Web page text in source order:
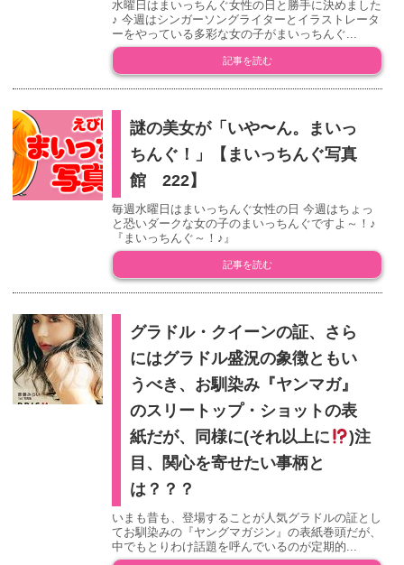
水曜日はまいっちんぐ女性の日と勝手に決めました
♪ 今週はシンガーソングライターとイラストレータ
ーをやっている多彩な女の子がまいっちんぐ...
記事を読む
謎の美女が「いや〜ん。まいっ
ちんぐ！」【まいっちんぐ写真
館 222】
毎週水曜日はまいっちんぐ女性の日 今週はちょっ
と恐いダークな女の子のまいっちんぐですよ～！♪
『まいっちんぐ～！♪』
記事を読む
グラドル・クイーンの証、さら
にはグラドル盛況の象徴ともい
うべき、お馴染み『ヤンマガ』
のスリートップ・ショットの表
紙だが、同様に(それ以上に
)注
目、関心を寄せたい事柄と
は？？？
いまも昔も、登場することが人気グラドルの証とし
てお馴染みの『ヤングマガジン』の表紙巻頭だが、
中でもとりわけ話題を呼んでいるのが定期的...